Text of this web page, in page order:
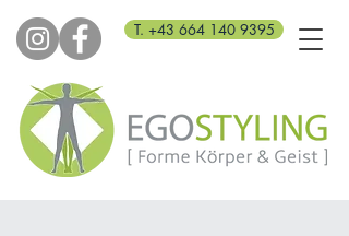
T. +43 664 140 9395